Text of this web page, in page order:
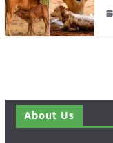
About Us